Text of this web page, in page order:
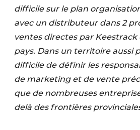
Protection solaire
Rénovation
Sécurité incendie
Software
Techniques ferroviaires
difficile sur le plan
avec un distributeur dans 2
ventes directes par Keestrack
pays. Dans un territoire aussi
difficile de définir les
de marketing et de vente
que de nombreuses
delà des frontières